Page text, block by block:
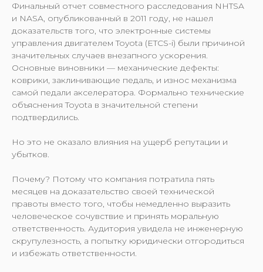
Финальный отчет совместного расследования NHTSA
и NASA, опубликованный в 2011 году, не нашел
доказательств того, что электронные системы
управления двигателем Toyota (ETCS-i) были причиной
значительных случаев внезапного ускорения.
Основные виновники — механические дефекты:
коврики, заклинивающие педаль, и износ механизма
самой педали акселератора. Формально технические
объяснения Toyota в значительной степени
подтвердились.
Но это не оказало влияния на ущерб репутации и
убытков.
Почему? Потому что компания потратила пять
месяцев на доказательство своей технической
правоты вместо того, чтобы немедленно выразить
человеческое сочувствие и принять моральную
ответственность. Аудитория увидела не инженерную
скрупулезность, а попытку юридически отгородиться
и избежать ответственности.